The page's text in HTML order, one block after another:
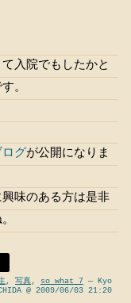
入院でもしたかと
。
グが公開になりま
味のある方は是非
, 写真, so what 7 — Kyo
@ 2009/06/03 21:20